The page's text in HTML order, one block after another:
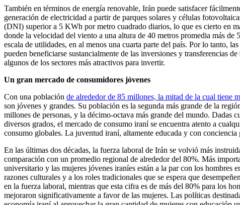
También en términos de energía renovable, Irán puede satisfacer
generación de electricidad a partir de parques solares y células
(DNI) superior a 5 KWh por metro cuadrado diarios, lo que es cierto en
donde la velocidad del viento a una altura de 40 metros promedia más
escala de utilidades, en al menos una cuarta parte del país. Por lo tanto,
pueden beneficiarse sustancialmente de las inversiones y transferencias
algunos de los sectores más atractivos para invertir.
Un gran mercado de consumidores jóvenes
Con una población de alrededor de 85 millones, la mitad de la cual tiene
son jóvenes y grandes. Su población es la segunda más grande de la
millones de personas, y la décimo-octava más grande del mundo. Dadas
diversos grados, el mercado de consumo iraní se encuentra atento a
consumo globales. La juventud iraní, altamente educada y con
En las últimas dos décadas, la fuerza laboral de Irán se volvió más
comparación con un promedio regional de alrededor del 80%. Más
universitario y las mujeres jóvenes iraníes están a la par con los
razones culturales y a los roles tradicionales que se espera que
en la fuerza laboral, mientras que esta cifra es de más del 80% para los
mejoraron significativamente a favor de las mujeres. Las políticas